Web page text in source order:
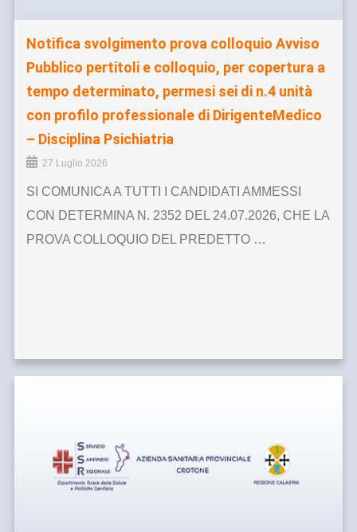
Notifica svolgimento prova colloquio Avviso
Pubblico pertitoli e colloquio, per copertura a
tempo determinato, permesi sei di n.4 unità
con profilo professionale di DirigenteMedico
– Disciplina Psichiatria
27 Luglio 2026
SI COMUNICA A TUTTI I CANDIDATI AMMESSI
CON DETERMINA N. 2352 DEL 24.07.2026, CHE LA
PROVA COLLOQUIO DEL PREDETTO …